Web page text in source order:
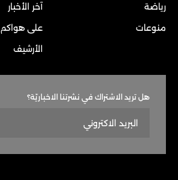
رياضة
منوعات
آخر الأخبار
على هواكم
الأرشيف
هل تريد الاشتراك في نشرتنا الاخباريّة؟